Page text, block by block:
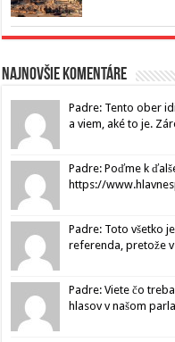
Najnovšie komentáre
Padre: Tento ober
a viem, aké to je.
Padre: Poďme k
https://
Padre: Toto všetko
referenda, pretože v
Padre: Viete čo
hlasov v našom